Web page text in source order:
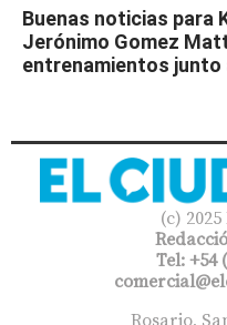
Buenas noticias para
Jerónimo Gomez
entrenamientos
(c)
Tel: +54
Rosario,